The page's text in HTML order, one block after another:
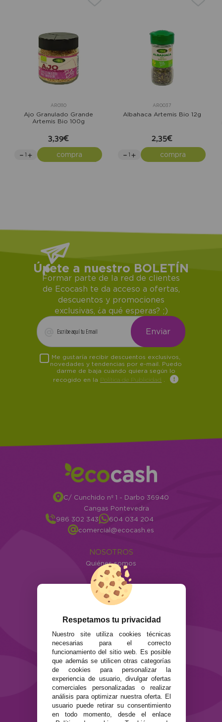
AR0110
Ajo Granulado Grande
Artemis Bio 100g
3,39€
compra
AR0037
Albahaca Artemis Bio 12g
2,35€
compra
Únete a nuestro BOLETÍN
Formar parte de la red de clientes
de Ecocash te da acceso a ofertas,
descuentos y promociones
exclusivas, ¿a qué esperas? ;)
Me gustaría recibir descuentos exclusivos,
novedades y tendencias por e-mail. Puedo
darme de baja cuando quiera según lo
recogido en la Política de Publicidad
C/ Cunchido nº 1 - Darbo 36940
Cangas Pontevedra
986 302 343
604 034 204
comercial@ecocash.es
NOSOTROS
Quiénes somos
Info
ATENCIÓN AL CLIENTE
Envíos y devoluciones
Formas de pago
SEGURIDAD Y PRIVACIDAD
Términos y condiciones de uso
Política de privacidad
Política de cookies
Respetamos tu privacidad
Nuestro site utiliza cookies técnicas
necesarias para el correcto
funcionamiento del sitio web. Es posible
que además se utilicen otras categorías
de cookies para personalizar la
experiencia de usuario, divulgar ofertas
comerciales personalizadas o realizar
análisis para optimizar nuestra oferta. El
usuario puede retirar su consentimiento
en todo momento, desde el enlace